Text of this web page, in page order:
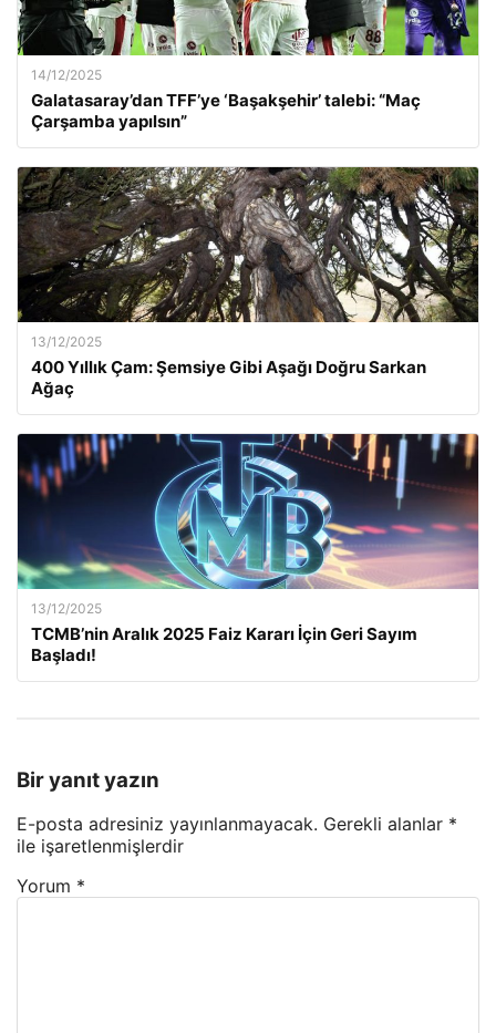
14/12/2025
Galatasaray’dan TFF’ye ‘Başakşehir’ talebi: “Maç
Çarşamba yapılsın”
13/12/2025
400 Yıllık Çam: Şemsiye Gibi Aşağı Doğru Sarkan
Ağaç
13/12/2025
TCMB’nin Aralık 2025 Faiz Kararı İçin Geri Sayım
Başladı!
Bir yanıt yazın
E-posta adresiniz yayınlanmayacak. Gerekli alanlar *
ile işaretlenmişlerdir
Yorum *